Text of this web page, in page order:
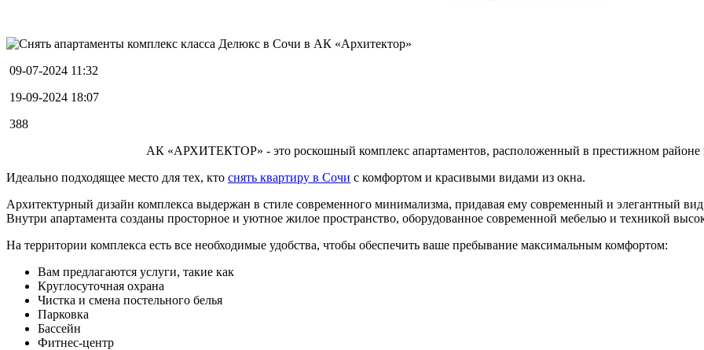
09-07-2024 11:32
19-09-2024 18:07
388
АК «АРХИТЕКТОР» - это роскошный комплекс апартаментов, расположенный в престижном районе
Идеально подходящее место для тех, кто снять квартиру в Сочи с комфортом и красивыми видами из окна.
Архитектурный дизайн комплекса выдержан в стиле современного минимализма, придавая ему современный и элегантный
Внутри апартамента созданы просторное и уютное жилое пространство, оборудованное современной мебелью и техникой
На территории комплекса есть все необходимые удобства, чтобы обеспечить ваше пребывание максимальным комфортом:
Вам предлагаются услуги, такие как
Круглосуточная охрана
Чистка и смена постельного белья
Парковка
Бассейн
Фитнес-центр